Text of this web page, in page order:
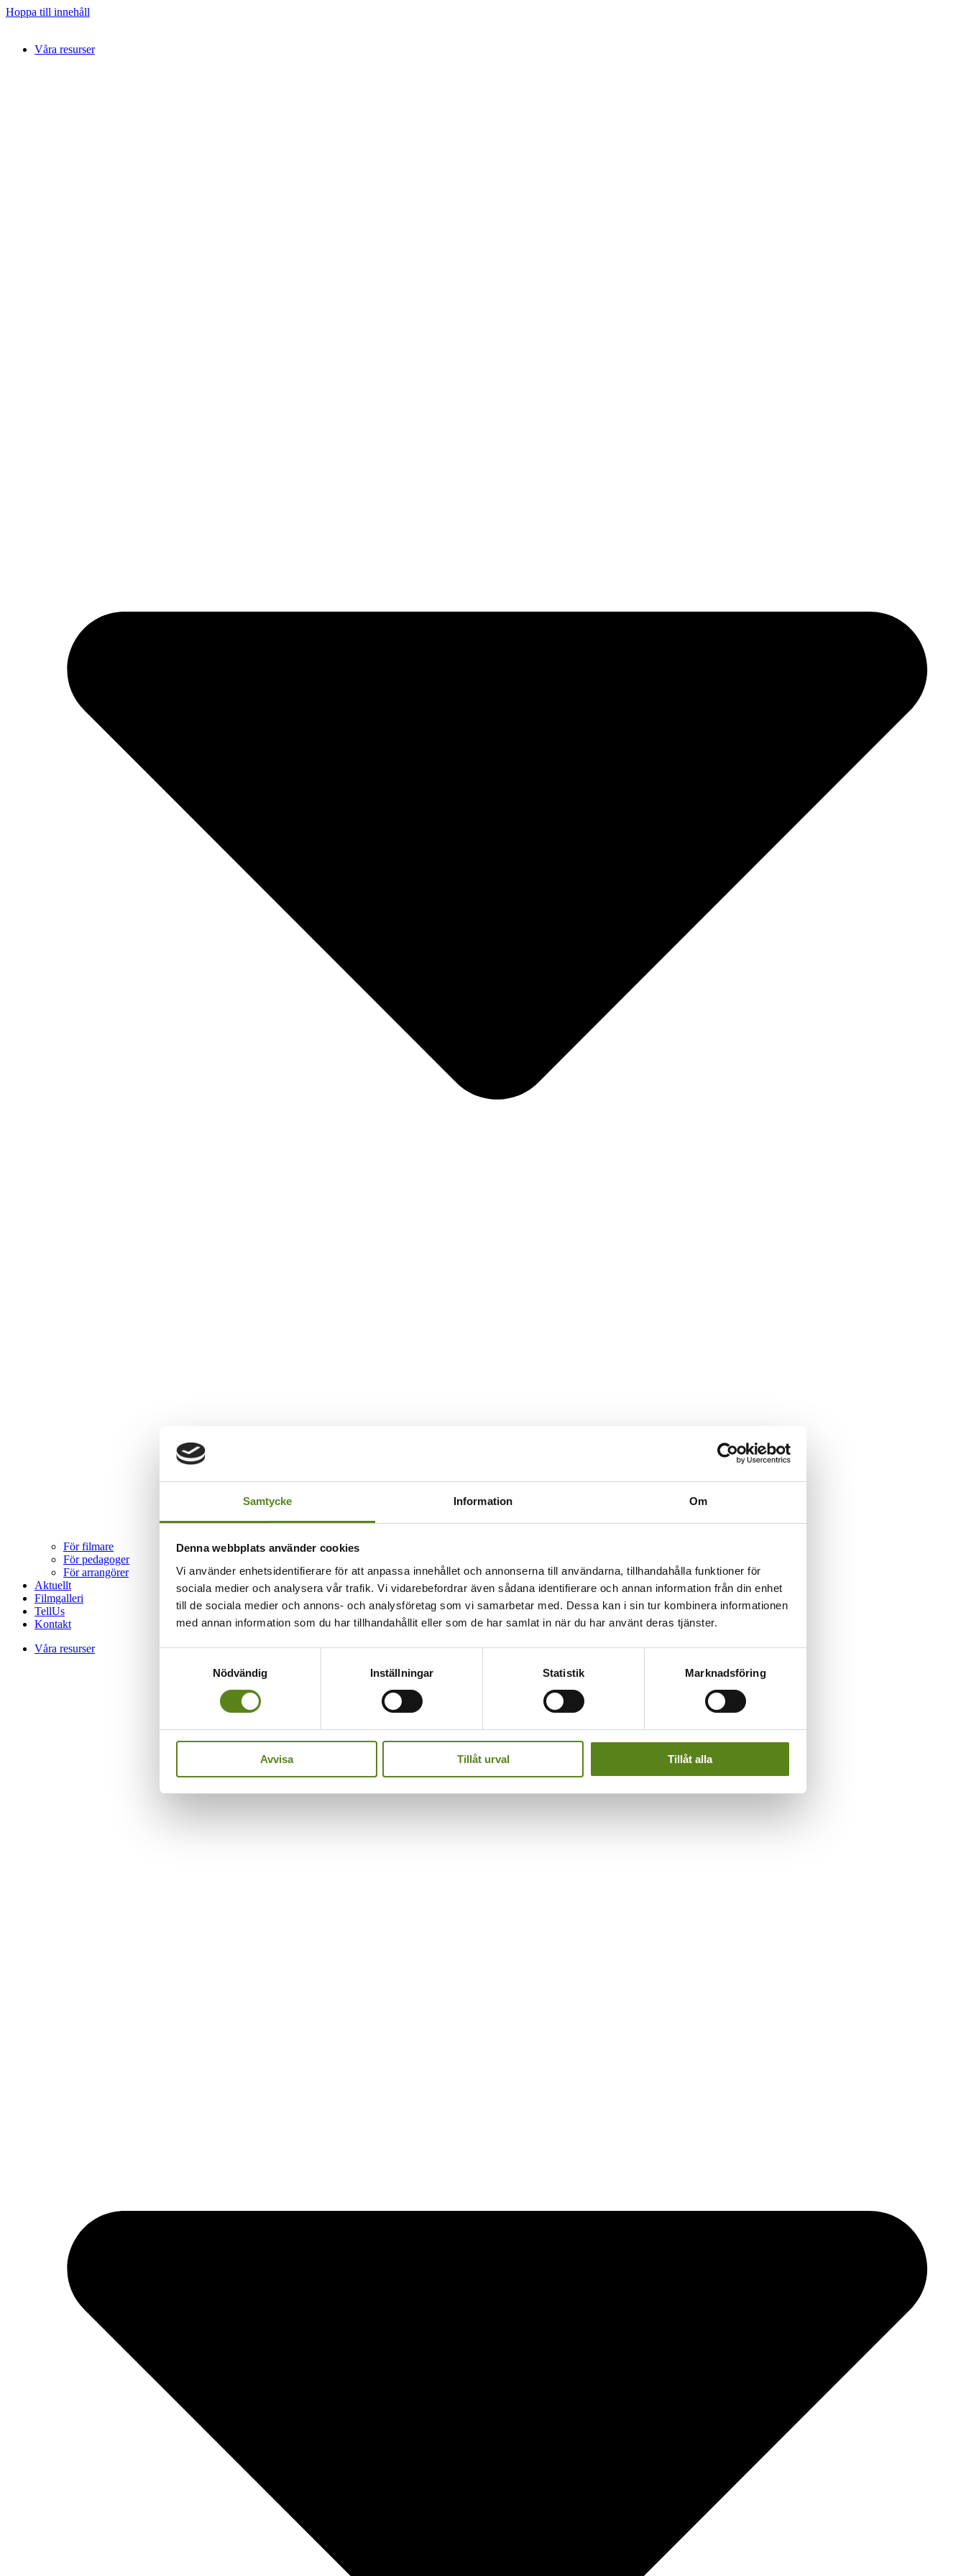
Samtycke Information Om
Denna webbplats använder cookies
Vi använder enhetsidentifierare för att anpassa innehållet och annonserna till användarna, tillhandahålla funktioner för
sociala medier och analysera vår trafik. Vi vidarebefordrar även sådana identifierare och annan information från din enhet
till de sociala medier och annons- och analysföretag som vi samarbetar med. Dessa kan i sin tur kombinera informationen
med annan information som du har tillhandahållit eller som de har samlat in när du har använt deras tjänster.
Nödvändig
Inställningar Statistik Marknadsföring
Avvisa Tillåt urval Tillåt alla
Hoppa till innehåll
Våra resurser
För filmare
För pedagoger
För arrangörer
Aktuellt
Filmgalleri
TellUs
Kontakt
Våra resurser